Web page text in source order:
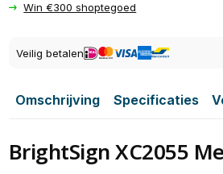
Win €300 shoptegoed
Veilig betalen
Omschrijving Specificaties
BrightSign XC2055